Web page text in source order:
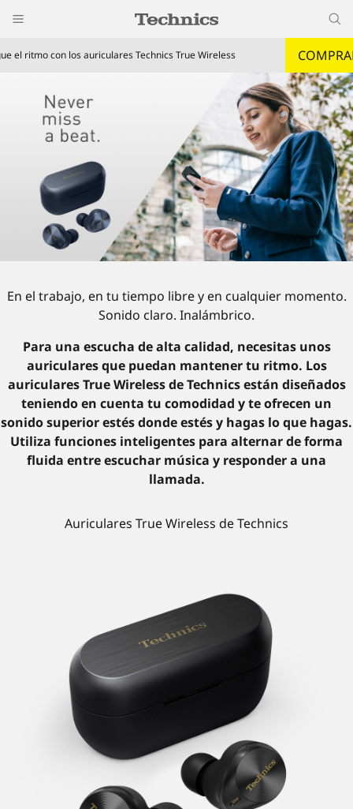
el ritmo con los auriculares Technics True Wireless
En el trabajo, en tu tiempo libre y en cualquier momento.
Sonido claro. Inalámbrico.
Para una escucha de alta calidad, necesitas unos
auriculares que puedan mantener tu ritmo. Los
auriculares True Wireless de Technics están diseñados
teniendo en cuenta tu comodidad y te ofrecen un
sonido superior estés donde estés y hagas lo que hagas.
Utiliza funciones inteligentes para alternar de forma
fluida entre escuchar música y responder a una
llamada.
Auriculares True Wireless de Technics